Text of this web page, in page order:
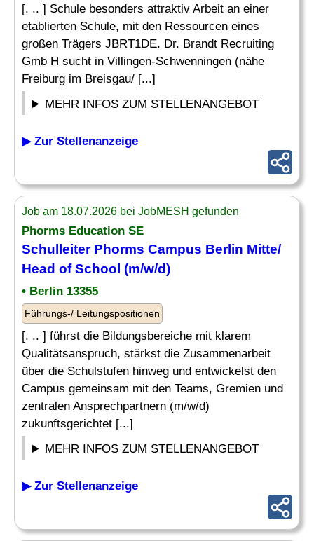
[. .. ] Schule besonders attraktiv Arbeit an einer
etablierten Schule, mit den Ressourcen eines
großen Trägers JBRT1DE. Dr. Brandt Recruiting
Gmb H sucht in Villingen-Schwenningen (nähe
Freiburg im Breisgau/ [...]
MEHR INFOS ZUM STELLENANGEBOT
▶ Zur Stellenanzeige
Job am 18.07.2026 bei JobMESH gefunden
Phorms Education SE
SchulleiterPhorms Campus Berlin Mitte/
Head of School (m/w/d)
• Berlin 13355
Führungs-/ Leitungspositionen
[. .. ] führst die Bildungsbereiche mit klarem
Qualitätsanspruch, stärkst die Zusammenarbeit
über die Schulstufen hinweg und entwickelst den
Campus gemeinsam mit den Teams, Gremien und
zentralen Ansprechpartnern (m/w/d)
zukunftsgerichtet [...]
MEHR INFOS ZUM STELLENANGEBOT
▶ Zur Stellenanzeige